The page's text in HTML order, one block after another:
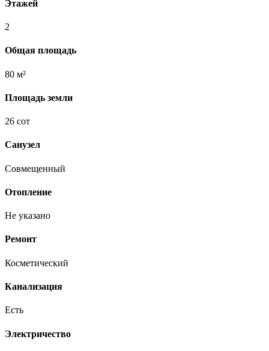
Этажей
2
Общая площадь
80 м²
Площадь земли
26 сот
Санузел
Совмещенный
Отопление
Не указано
Ремонт
Косметический
Канализация
Есть
Электричество